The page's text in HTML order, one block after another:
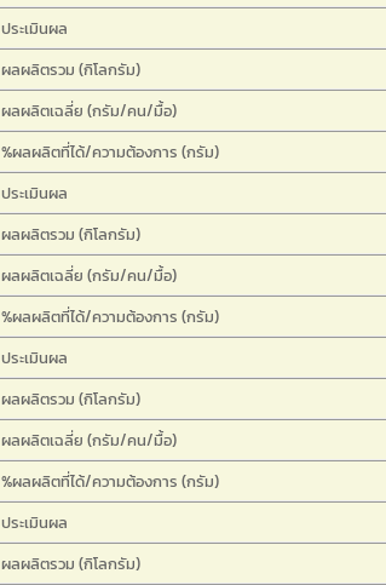
ประเมินผล
ผลผลิตรวม (กิโลกรัม)
ผลผลิตเฉลี่ย (กรัม/คน/มื้อ)
%ผลผลิตที่ได้/ความต้องการ (กรัม)
ประเมินผล
ผลผลิตรวม (กิโลกรัม)
ผลผลิตเฉลี่ย (กรัม/คน/มื้อ)
%ผลผลิตที่ได้/ความต้องการ (กรัม)
ประเมินผล
ผลผลิตรวม (กิโลกรัม)
ผลผลิตเฉลี่ย (กรัม/คน/มื้อ)
%ผลผลิตที่ได้/ความต้องการ (กรัม)
ประเมินผล
ผลผลิตรวม (กิโลกรัม)